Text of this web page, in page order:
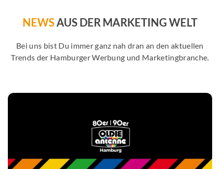
NEWSAUS DER MARKETING WELT
Bei uns bist Du immer ganz nah dran an den aktuellen
Trends der Hamburger Werbung und Marketingbranche.